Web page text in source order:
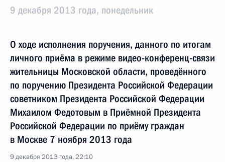
9 декабря 2013 года, понедельник
О ходе исполнения поручения, данного по итогам
личного приёма в режиме видео-конференц-связи
жительницы Московской области, проведённого
по поручению Президента Российской Федерации
советником Президента Российской Федерации
Михаилом Федотовым в Приёмной Президента
Российской Федерации по приёму граждан
в Москве 7 ноября 2013 года
9 декабря 2013 года, 22:10